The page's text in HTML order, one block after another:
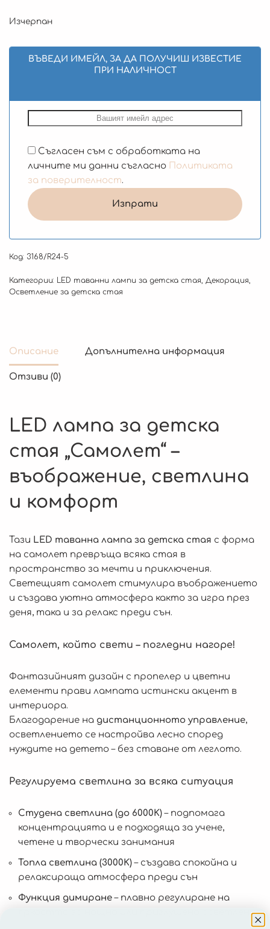
Изчерпан
ВЪВЕДИ ИМЕЙЛ, ЗА ДА ПОЛУЧИШ ИЗВЕСТИЕ
ПРИ НАЛИЧНОСТ
Съгласен съм с обработката на
личните ми данни съгласно Политиката
за поверителност.
Код: 3168/R24-5
Категории: LED таванни лампи за детска стая Декорация
Осветление за детска стая
Описание Допълнителна информация
Отзиви (0)
LED лампа за детска
стая „Самолет“ –
въображение, светлина
и комфорт
Тази LED таванна лампа за детска стая с форма
на самолет превръща всяка стая в
пространство за мечти и приключения.
Светещият самолет стимулира въображението
и създава уютна атмосфера както за игра през
деня, така и за релакс преди сън.
Самолет, който свети – погледни нагоре!
Фантазийният дизайн с пропелер и цветни
елементи прави лампата истински акцент в
интериора.
Благодарение на дистанционното управление,
осветлението се настройва лесно според
нуждите на детето – без ставане от леглото.
Регулируема светлина за всяка ситуация
Студена светлина (до 6000K)– подпомага
концентрацията и е подходяща за учене,
четене и творчески занимания
Топла светлина (3000K)– създава спокойна и
релаксираща атмосфера преди сън
Функция димиране– плавно регулиране на
яркостта за нощно или приглушено осветление